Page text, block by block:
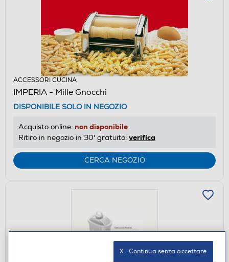
ACCESSORI CUCINA
IMPERIA - Mille Gnocchi
DISPONIBILE SOLO IN NEGOZIO
Acquisto online: non disponibile
Ritiro in negozio in 30' gratuito: verifica
CERCA NEGOZIO
X   Continua senza accettare